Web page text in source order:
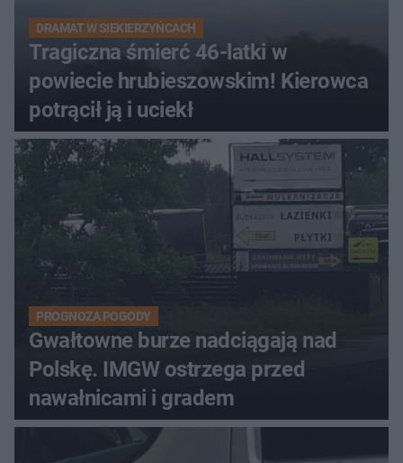
DRAMAT W SIEKIERZYŃCACH
Tragiczna śmierć 46-latki w
powiecie hrubieszowskim! Kierowca
potrącił ją i uciekł
PROGNOZA POGODY
Gwałtowne burze nadciągają nad
Polskę. IMGW ostrzega przed
nawałnicami i gradem